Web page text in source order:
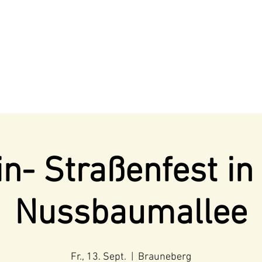
Straßenfest
Nussbaumallee
Fr., 13. Sept. Brauneberg